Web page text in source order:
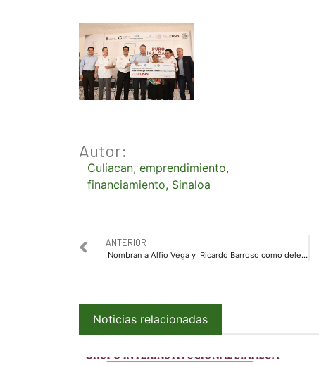
Autor:
Culiacan, emprendimiento,
financiamiento, Sinaloa
ANTERIOR
Nombran a Alfio Vega y Ricardo Barroso como delegados del CEN del PRI en Sonora y Sinaloa
Noticias relacionadas